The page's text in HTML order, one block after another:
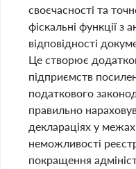
своєчасності та
фіскальні функції
відповідності
Це створює
підприємств
податкового
правильно
деклараціях у
неможливості
покращення